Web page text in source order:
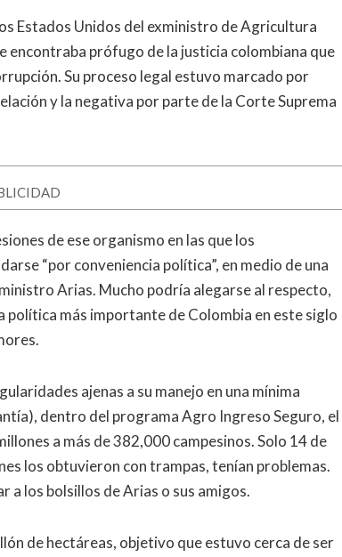
Estados Unidos del exministro de Agricultura
encontraba prófugo de la justicia colombiana que
Su proceso legal estuvo marcado por
y la negativa por parte de la Corte Suprema
de ese organismo en las que los
“por conveniencia política”, en medio de una
Arias. Mucho podría alegarse al respecto,
política más importante de Colombia en este siglo
ajenas a su manejo en una mínima
dentro del programa Agro Ingreso Seguro, el
a más de 382,000 campesinos. Solo 14 de
los obtuvieron con trampas, tenían problemas.
a los bolsillos de Arias o sus amigos.
de hectáreas, objetivo que estuvo cerca de ser